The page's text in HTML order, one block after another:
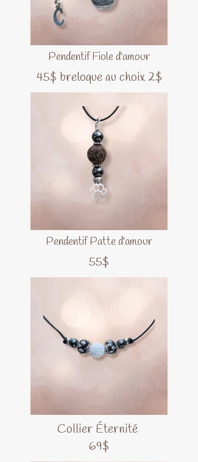
Pendentif Fiole d'amour
45$ breloque au choix 2$
Pendentif Patte d'amour
55$
Collier Éternité
69$